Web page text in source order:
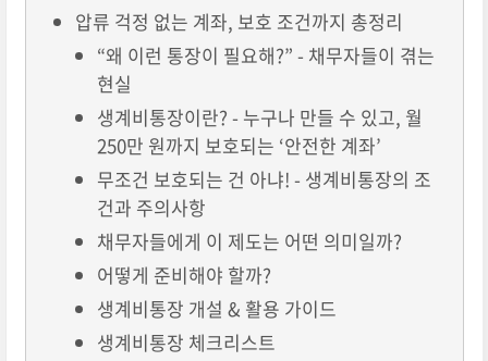
압류 걱정 없는 계좌, 보호 조건까지 총정리
“왜 이런 통장이 필요해?” - 채무자들이 겪는
현실
생계비통장이란? - 누구나 만들 수 있고, 월
250만 원까지 보호되는 ‘안전한 계좌’
무조건 보호되는 건 아냐! - 생계비통장의 조
건과 주의사항
채무자들에게 이 제도는 어떤 의미일까?
어떻게 준비해야 할까?
생계비통장 개설 & 활용 가이드
생계비통장 체크리스트